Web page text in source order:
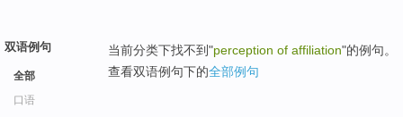
双语例句
全部
口语
当前分类下找不到"perception of affiliation"的例句。
查看双语例句下的全部例句